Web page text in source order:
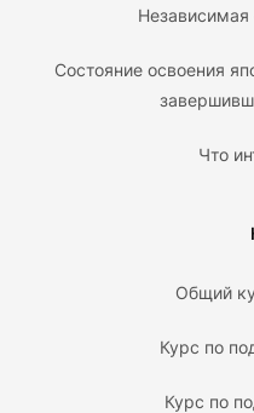
Независимая
Состояние освоения
Что
Общий
Курс по
Курс по